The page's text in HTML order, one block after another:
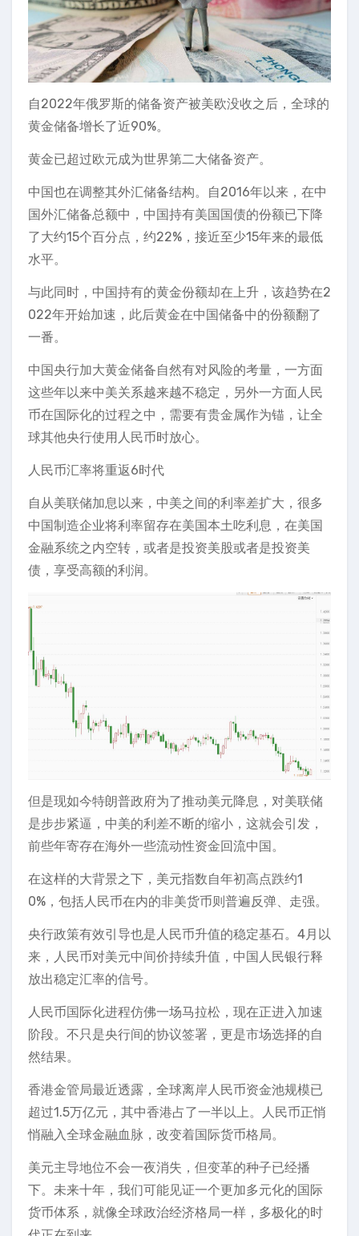
自2022年俄罗斯的储备资产被美欧没收之后，全球的
黄金储备增长了近90%。
黄金已超过欧元成为世界第二大储备资产。
中国也在调整其外汇储备结构。自2016年以来，在中
国外汇储备总额中，中国持有美国国债的份额已下降
了大约15个百分点，约22%，接近至少15年来的最低
水平。
与此同时，中国持有的黄金份额却在上升，该趋势在2
022年开始加速，此后黄金在中国储备中的份额翻了
一番。
中国央行加大黄金储备自然有对风险的考量，一方面
这些年以来中美关系越来越不稳定，另外一方面人民
币在国际化的过程之中，需要有贵金属作为锚，让全
球其他央行使用人民币时放心。
人民币汇率将重返6时代
自从美联储加息以来，中美之间的利率差扩大，很多
中国制造企业将利率留存在美国本土吃利息，在美国
金融系统之内空转，或者是投资美股或者是投资美
债，享受高额的利润。
但是现如今特朗普政府为了推动美元降息，对美联储
是步步紧逼，中美的利差不断的缩小，这就会引发，
前些年寄存在海外一些流动性资金回流中国。
在这样的大背景之下，美元指数自年初高点跌约1
0%，包括人民币在内的非美货币则普遍反弹、走强。
央行政策有效引导也是人民币升值的稳定基石。4月以
来，人民币对美元中间价持续升值，中国人民银行释
放出稳定汇率的信号。
人民币国际化进程仿佛一场马拉松，现在正进入加速
阶段。不只是央行间的协议签署，更是市场选择的自
然结果。
香港金管局最近透露，全球离岸人民币资金池规模已
超过1.5万亿元，其中香港占了一半以上。人民币正悄
悄融入全球金融血脉，改变着国际货币格局。
美元主导地位不会一夜消失，但变革的种子已经播
下。未来十年，我们可能见证一个更加多元化的国际
货币体系，就像全球政治经济格局一样，多极化的时